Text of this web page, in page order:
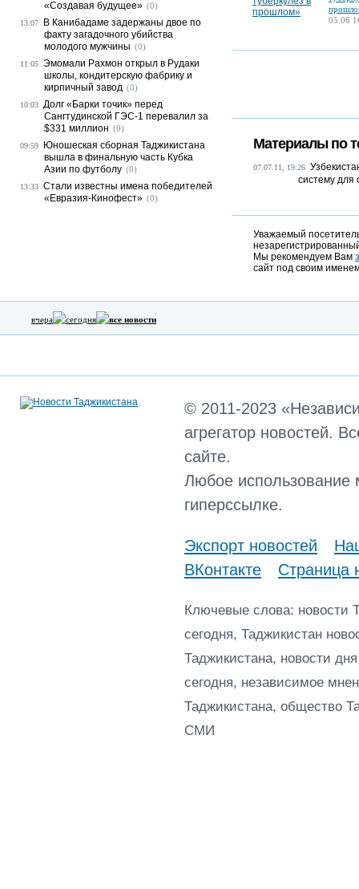
05.06
Материалы по
07.07.11, 19:26
систему для
Уважаемый
Мы рекомендуем Вам
сайт под своим
«Создавая будущее» (0)
13:07
В Канибадаме задержаны двое по
факту загадочного убийства
молодого мужчины (0)
11:05 Эмомали Рахмон открыл в Рудаки
школы, кондитерскую фабрику и
кирпичный завод (0)
10:03 Долг «Барки точик» перед
Сангтудинской ГЭС-1 перевалил за
$331 миллион (0)
09:59
Юношеская сборная Таджикистана
вышла в финальную часть Кубка
Азии по футболу (0)
13:33 Стали известны имена победителей
«Евразия-Кинофест» (0)
вчера сегодня все новости
© 2011-2023
агрегатор новостей.
сайте.
Любое использование
гиперссылке.
Экспорт новостей
ВКонтакте
Страница
Ключевые слова: новости
сегодня, Таджикистан
Таджикистана, новости
сегодня, независимое
Таджикистана, общество
СМИ